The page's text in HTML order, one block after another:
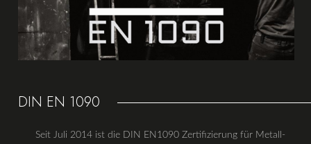
DIN EN 1090
Seit Juli 2014 ist die DIN EN1090 Zertifizierung für Metall-